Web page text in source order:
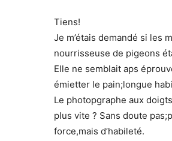
Tiens!
Je m’étais demandé si les
nourrisseuse de pigeons
Elle ne semblait aps
émietter le pain;longue
Le photopgraphe aux
plus vite ? Sans doute
force,mais d’habileté.